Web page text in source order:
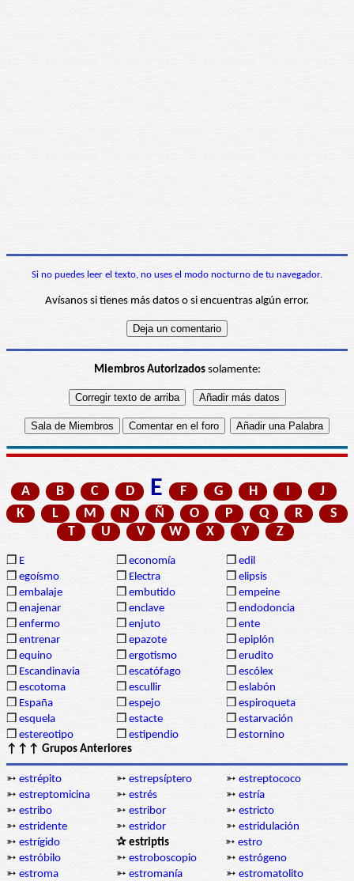
Si no puedes leer el texto, no uses el modo nocturno de tu navegador.
Avísanos si tienes más datos o si encuentras algún error.
Miembros Autorizadossolamente:
A B C D E F G H I
J
K
L M N Ñ O P Q R
S
T
U V W X Y Z
❒ E ❒ economía ❒ edil
❒ egoísmo ❒ Electra ❒ elipsis
❒ embalaje ❒ embutido ❒ empeine
❒ enajenar ❒ enclave ❒ endodoncia
❒ enfermo ❒ enjuto ❒ ente
❒ entrenar ❒ epazote ❒ epiplón
❒ equino ❒ ergotismo ❒ erudito
❒ Escandinavia ❒ escatófago ❒ escólex
❒ escotoma ❒ escullir ❒ eslabón
❒ España ❒ espejo ❒ espiroqueta
❒ esquela ❒ estacte ❒ estarvación
❒ estereotipo ❒ estipendio ❒ estornino
↑↑↑ Grupos Anteriores
➳ estrépito ➳ estrepsíptero ➳ estreptococo
➳ estreptomicina ➳ estrés ➳ estría
➳ estribo ➳ estribor ➳ estricto
➳ estridente ➳ estridor ➳ estridulación
➳ estrígido ✰ estriptis ➳ estro
➳ estróbilo ➳ estroboscopio ➳ estrógeno
➳ estroma ➳ estromanía ➳ estromatolito